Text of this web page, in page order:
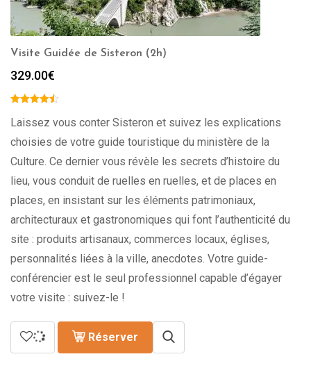
Visite Guidée de Sisteron (2h)
329.00€
Laissez vous conter Sisteron et suivez les explications
choisies de votre guide touristique du ministère de la
Culture. Ce dernier vous révèle les secrets d’histoire du
lieu, vous conduit de ruelles en ruelles, et de places en
places, en insistant sur les éléments patrimoniaux,
architecturaux et gastronomiques qui font l’authenticité du
site : produits artisanaux, commerces locaux, églises,
personnalités liées à la ville, anecdotes. Votre guide-
conférencier est le seul professionnel capable d’égayer
votre visite : suivez-le !
Réserver